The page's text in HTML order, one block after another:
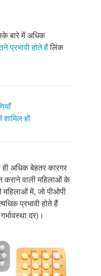
बारे में अधिक
प्रभावी होते हैंलिंक
शामिल हों
ही अधिक बेहतर कारगर
वाली महिलाओं के
में, जो पीओपी
प्रभावी होते हैं
दर)।